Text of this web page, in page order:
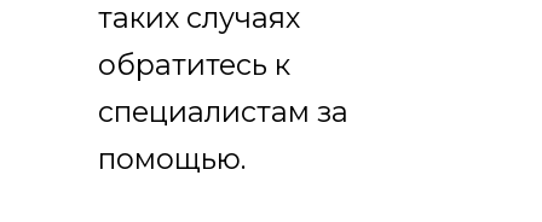
таких случаях
обратитесь к
специалистам за
помощью.